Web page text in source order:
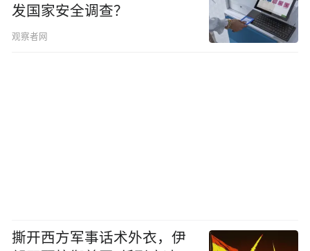
发国家安全调查？
观察者网
撕开西方军事话术外衣，伊